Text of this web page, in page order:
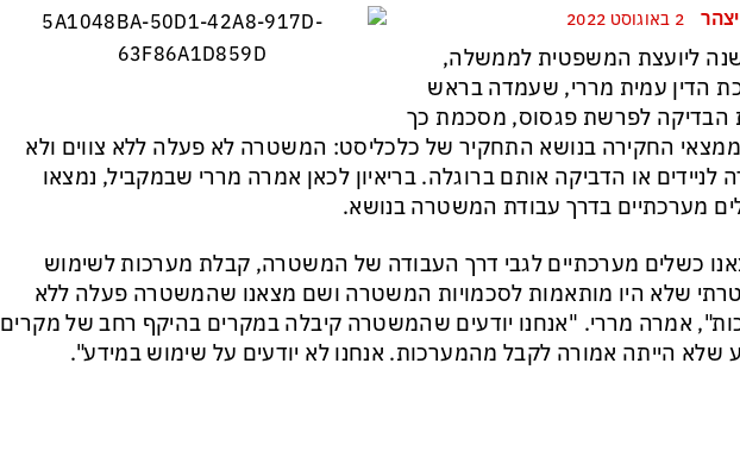
ליועצת המשפטית לממשלה,
הדין עמית מררי, שעמדה בראש
הבדיקה לפרשת פגסוס, מסכמת כך
החקירה בנושא התחקיר של כלכליסט: המשטרה לא פעלה ללא צווים ולא
לניידים או הדביקה אותם ברוגלה. בריאיון לכאן אמרה מררי שבמקביל, נמצאו
מערכתיים בדרך עבודת המשטרה בנושא.
כשלים מערכתיים לגבי דרך העבודה של המשטרה, קבלת מערכות לשימוש
שלא היו מותאמות לסכמויות המשטרה ושם מצאנו שהמשטרה פעלה ללא
אמרה מררי. "אנחנו יודעים שהמשטרה קיבלה במקרים בהיקף רחב של מקרים
שלא הייתה אמורה לקבל מהמערכות. אנחנו לא יודעים על שימוש במידע".